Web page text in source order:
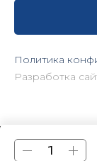
Политика
Разработка